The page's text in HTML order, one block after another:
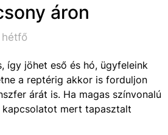
áron
így jöhet eső és hó, ügyfeleink
a reptérig akkor is forduljon
árát is. Ha magas színvonalú
mert tapasztalt